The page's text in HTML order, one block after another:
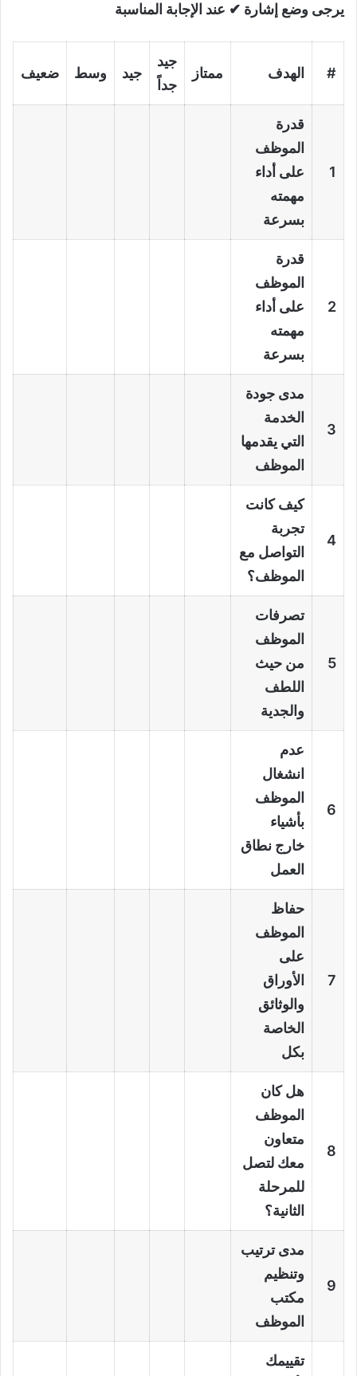
يرجى وضع إشارة ✔ عند الإجابة المناسبة
# الهدف ممتاز
جيد
جداً
جيد وسط ضعيف
1
قدرة
الموظف
على أداء
مهمته
بسرعة
2
قدرة
الموظف
على أداء
مهمته
بسرعة
3
مدى جودة
الخدمة
التي يقدمها
الموظف
4
كيف كانت
تجربة
التواصل مع
الموظف؟
5
تصرفات
الموظف
من حيث
اللطف
والجدية
6
عدم
انشغال
الموظف
بأشياء
خارج نطاق
العمل
7
حفاظ
الموظف
على
الأوراق
والوثائق
الخاصة
بكل
8
هل كان
الموظف
متعاون
معك لتصل
للمرحلة
الثانية؟
9
مدى ترتيب
وتنظيم
مكتب
الموظف
تقييمك